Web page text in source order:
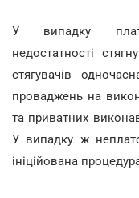
У випадку
недостатності
стягувачів
проваджень на
та приватних
У випадку ж
ініційована